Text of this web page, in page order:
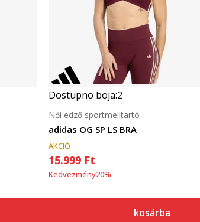
Dostupno boja:2
adidas OG SP LS BRA
Női edző sportmelltartó
AKCIÓ
15.999 Ft
Kedvezmény20%
kosárba